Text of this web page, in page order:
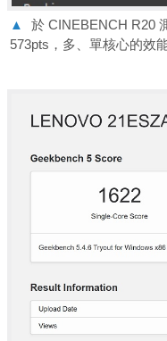
▲
於 CINEBENCH R20
573pts，多、單核心的效